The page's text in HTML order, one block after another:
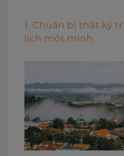
1. Chuẩn bị thật kỹ
lịch một mình